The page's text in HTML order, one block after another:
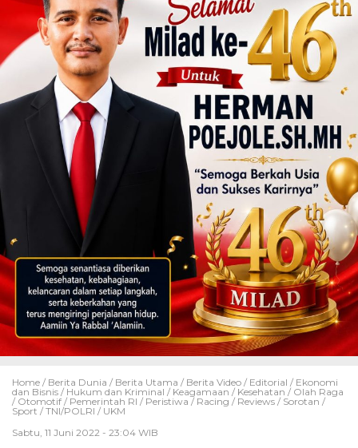
Home / Berita Dunia / Berita Utama / Berita Video / Editorial / Ekonomi
dan Bisnis / Hukum dan Kriminal / Keagamaan / Kesehatan / Olah Raga
/ Otomotif / Pemerintah RI / Peristiwa / Racing / Reviews / Sorotan /
Sport / TNI/POLRI / UKM
Sabtu, 11 Juni 2022 - 23:04 WIB